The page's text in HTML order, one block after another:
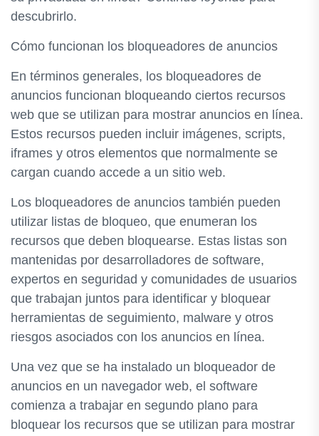
descubrirlo.
Cómo funcionan los bloqueadores de anuncios
En términos generales, los bloqueadores de
anuncios funcionan bloqueando ciertos recursos
web que se utilizan para mostrar anuncios en línea.
Estos recursos pueden incluir imágenes, scripts,
iframes y otros elementos que normalmente se
cargan cuando accede a un sitio web.
Los bloqueadores de anuncios también pueden
utilizar listas de bloqueo, que enumeran los
recursos que deben bloquearse. Estas listas son
mantenidas por desarrolladores de software,
expertos en seguridad y comunidades de usuarios
que trabajan juntos para identificar y bloquear
herramientas de seguimiento, malware y otros
riesgos asociados con los anuncios en línea.
Una vez que se ha instalado un bloqueador de
anuncios en un navegador web, el software
comienza a trabajar en segundo plano para
bloquear los recursos que se utilizan para mostrar